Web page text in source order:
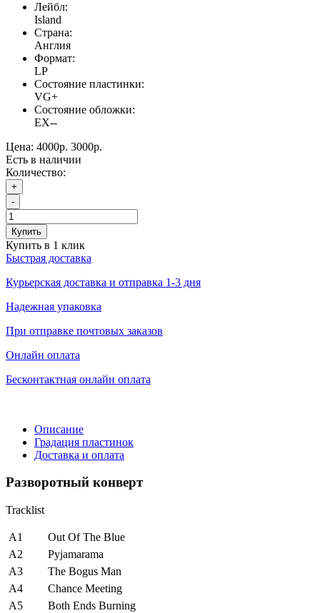
Лейбл:
Island
Страна:
Англия
Формат:
LP
Состояние пластинки:
VG+
Состояние обложки:
EX--
Цена: 4000р. 3000р.
Есть в наличии
Количество:
+
-
Купить
Купить в 1 клик
Быстрая доставка
Курьерская доставка и отправка 1-3 дня
Надежная упаковка
При отправке почтовых заказов
Онлайн оплата
Бесконтактная онлайн оплата
Описание
Градация пластинок
Доставка и оплата
Разворотный конверт
Tracklist
A1
Out Of The Blue
A2
Pyjamarama
A3
The Bogus Man
A4
Chance Meeting
A5
Both Ends Burning